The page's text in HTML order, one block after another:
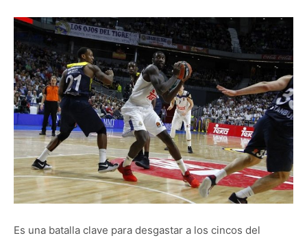
Es una batalla clave para desgastar a los cincos del